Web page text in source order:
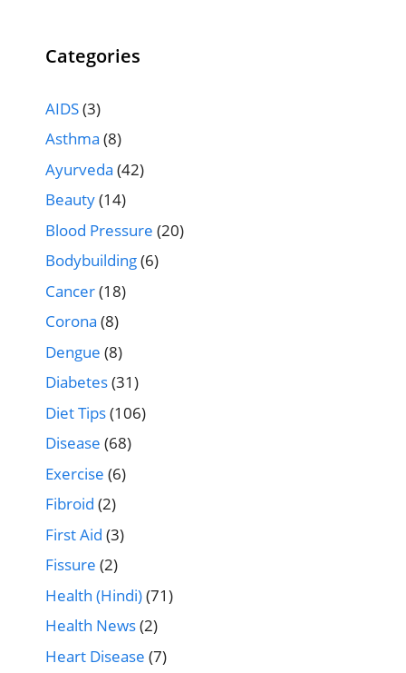
Categories
AIDS(3)
Asthma (8)
Ayurveda (42)
Beauty(14)
Blood Pressure (20)
Bodybuilding(6)
Cancer(18)
Corona (8)
Dengue (8)
Diabetes(31)
Diet Tips(106)
Disease (68)
Exercise (6)
Fibroid (2)
First Aid (3)
Fissure (2)
Health (Hindi)(71)
Health News(2)
Heart Disease (7)